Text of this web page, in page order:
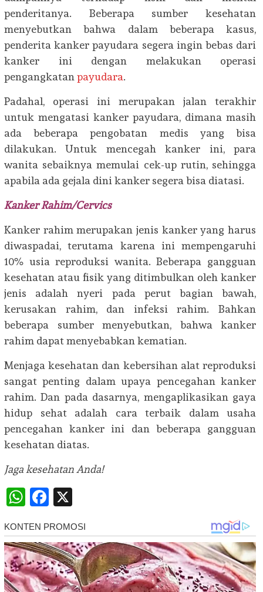
penderitanya. Beberapa sumber kesehatan
menyebutkan bahwa dalam beberapa kasus,
penderita kanker payudara segera ingin bebas dari
kanker ini dengan melakukan operasi
pengangkatan payudara.
Padahal, operasi ini merupakan jalan terakhir
untuk mengatasi kanker payudara, dimana masih
ada beberapa pengobatan medis yang bisa
dilakukan. Untuk mencegah kanker ini, para
wanita sebaiknya memulai cek-up rutin, sehingga
apabila ada gejala dini kanker segera bisa diatasi.
Kanker Rahim/Cervics
Kanker rahim merupakan jenis kanker yang harus
diwaspadai, terutama karena ini mempengaruhi
10% usia reproduksi wanita. Beberapa gangguan
kesehatan atau fisik yang ditimbulkan oleh kanker
jenis adalah nyeri pada perut bagian bawah,
kerusakan rahim, dan infeksi rahim. Bahkan
beberapa sumber menyebutkan, bahwa kanker
rahim dapat menyebabkan kematian.
Menjaga kesehatan dan kebersihan alat reproduksi
sangat penting dalam upaya pencegahan kanker
rahim. Dan pada dasarnya, mengaplikasikan gaya
hidup sehat adalah cara terbaik dalam usaha
pencegahan kanker ini dan beberapa gangguan
kesehatan diatas.
Jaga kesehatan Anda!
WhatsApp
Facebook